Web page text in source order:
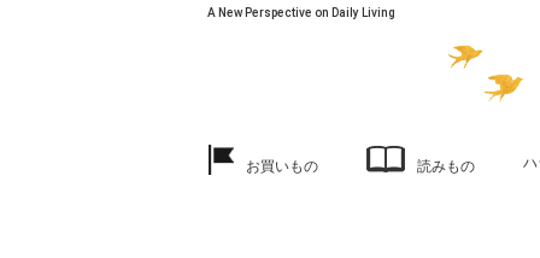
A New Perspective on Daily Living
お買いもの 読みもの